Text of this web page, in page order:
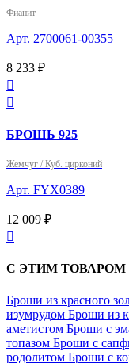
Фианит
Арт. 2700061-00355
8 233 ₽


БРОШЬ 925
Жемчуг / Куб. цирконий
Арт. FYX0389
12 009 ₽

С ЭТИМ
Броши из красного
изумрудом Броши из
аметистом Броши с
топазом Броши с
родолитом Броши с